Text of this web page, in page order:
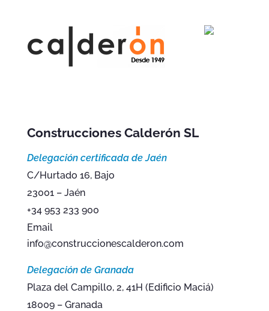
Construcciones Calderón SL
Delegación certificada de Jaén
C/Hurtado 16, Bajo
23001 – Jaén
+34 953 233 900
Email
info@construccionescalderon.com
Delegación de Granada
Plaza del Campillo, 2, 41H (Edificio Maciá)
18009 – Granada